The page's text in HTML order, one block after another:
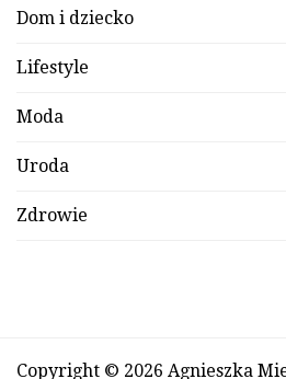
Dom i dziecko
Lifestyle
Moda
Uroda
Zdrowie
Copyright © 2026 Agnieszka